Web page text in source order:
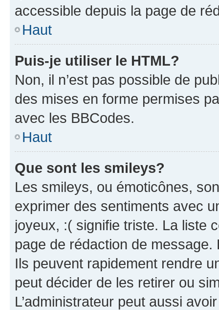
accessible depuis la page de
Haut
Puis-je utiliser le HTML?
Non, il n’est pas possible de
des mises en forme permises
avec les BBCodes.
Haut
Que sont les smileys?
Les smileys, ou émoticônes,
exprimer des sentiments avec
joyeux, :( signifie triste. La liste
page de rédaction de
Ils peuvent rapidement rendre
peut décider de les retirer ou
L’administrateur peut aussi